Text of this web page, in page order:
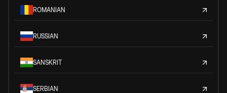
ROMANIAN
RUSSIAN
SANSKRIT
SERBIAN